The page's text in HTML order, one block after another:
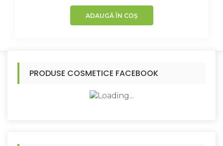
ADAUGĂ ÎN COȘ
PRODUSE COSMETICE FACEBOOK